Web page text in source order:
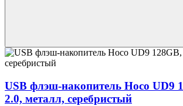
USB флэш-накопитель Hoco UD9
2.0, металл, серебристый